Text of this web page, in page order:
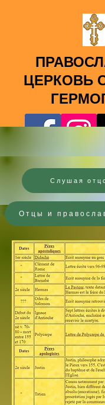
ЦЕРКОВЬ
Слушая
Отцы и